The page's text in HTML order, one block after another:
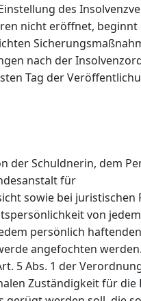
des
nicht eröffnet,
nach der
Tag der
der Schuldnerin, dem
für
sowie bei juristischen
von
persönlich
angefochten
5 Abs. 1 der
Zuständigkeit für die